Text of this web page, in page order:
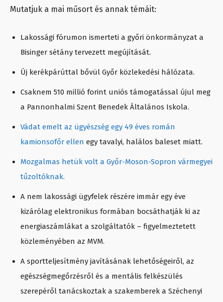
Mutatjuk a mai műsort és annak témáit:
Lakossági fórumon ismerteti a győri önkormányzat a
Bisinger sétány tervezett megújítását.
Új kerékpárúttal bővül Győr közlekedési hálózata.
Csaknem 510 millió forint uniós támogatással újul meg
a Pannonhalmi Szent Benedek Általános Iskola.
Vádat emelt az ügyészség egy 49 éves román
kamionsofőr ellen egy tavalyi, halálos baleset miatt.
Mozgalmas hetük volt a Győr-Moson-Sopron vármegyei
tűzoltóknak.
A nem lakossági ügyfelek részére immár egy éve
kizárólag elektronikus formában bocsáthatják ki az
energiaszámlákat a szolgáltatók – figyelmeztetett
közleményében az MVM.
A sportteljesítmény javításának lehetőségeiről, az
egészségmegőrzésről és a mentális felkészülés
szerepéről tanácskoztak a szakemberek a Széchenyi